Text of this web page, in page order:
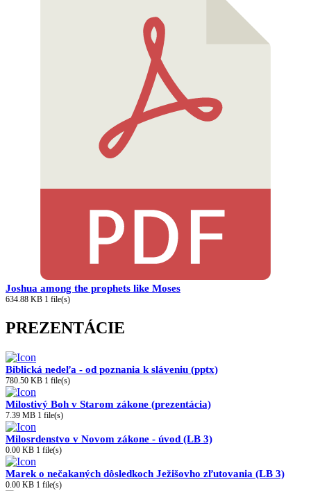
Joshua among the prophets like Moses
634.88 KB 1 file(s)
PREZENTÁCIE
Biblická nedeľa - od poznania k sláveniu (pptx)
780.50 KB 1 file(s)
Milostivý Boh v Starom zákone (prezentácia)
7.39 MB 1 file(s)
Milosrdenstvo v Novom zákone - úvod (LB 3)
0.00 KB 1 file(s)
Marek o nečakaných dôsledkoch Ježišovho zľutovania (LB 3)
0.00 KB 1 file(s)